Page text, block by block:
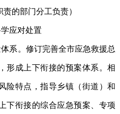
的部门分工负责）
应对处置
系。 修订完善全市应急救援总
形成上下衔接的预案体系。相
险特点，指导乡镇（街道）和
下衔接的综合应急预案、专项